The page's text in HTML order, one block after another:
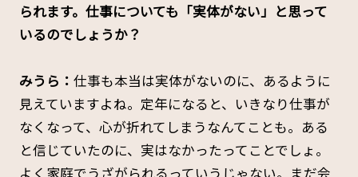
られます。仕事についても「実体がない」と思って
いるのでしょうか？
みうら： 仕事も本当は実体がないのに、あるように
見えていますよね。定年になると、いきなり仕事が
なくなって、心が折れてしまうなんてことも。ある
と信じていたのに、実はなかったってことでしょ。